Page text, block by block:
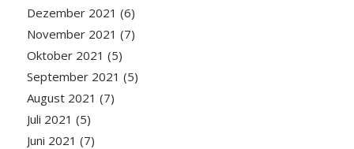
Dezember 2021 (6)
November 2021 (7)
Oktober 2021 (5)
September 2021 (5)
August 2021 (7)
Juli 2021 (5)
Juni 2021 (7)